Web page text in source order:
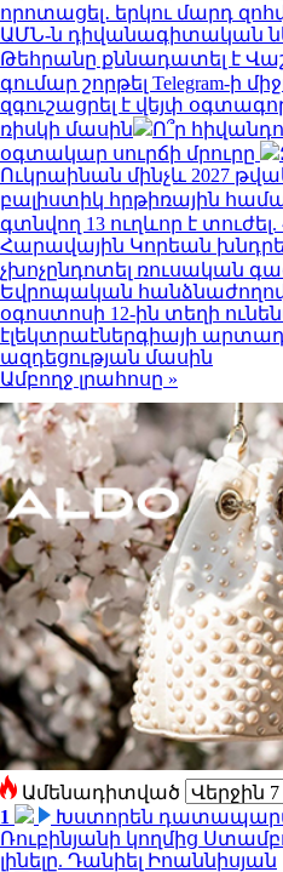
որոտացել․ երկու մարդ
ԱՄՆ-ն դիվանագիտական
Թեհրանը քննադատել է
գումար շորթել Telegram-ի
զգուշացրել է վեյփ
ռիսկի մասին
Ո՞ր
օգտակար սուրճի մրուրը
Ուկրաինան մինչև 2027
բալիստիկ հրթիռային
գտնվող 13 ուղևոր է
Հարավային Կորեան
չխոչընդոտել ռուսական
Եվրոպական
օգոստոսի 12-ին տեղի
էլեկտրաէներգիայի
ազդեցության մասին
Ամբողջ լրահոսը »
Ամենադիտված
1
Խստորեն
Ռուբինյանի կողմից
լինելը. Դանիել Իոաննիսյան